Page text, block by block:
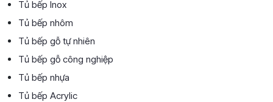
Tủ bếp Inox
Tủ bếp nhôm
Tủ bếp gỗ tự nhiên
Tủ bếp gỗ công nghiệp
Tủ bếp nhựa
Tủ bếp Acrylic